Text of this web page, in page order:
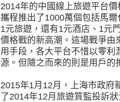
2014年的中國線上旅遊平台
攜程推出了1000萬個包括馬
1元旅遊，還有1元酒店、1元
價格戰的新高潮。這場戰爭由
用手段，各大平台不惜以零
源。但隨之而來的則是用戶的
2015年1月12月，上海市政府
了2014年12月旅遊質監投訴